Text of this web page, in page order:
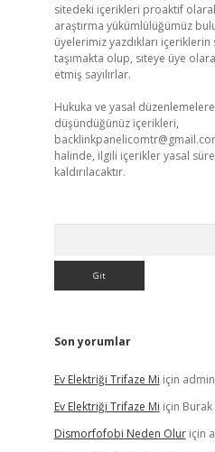
sitedeki içerikleri proaktif
araştırma yükümlülüğümüz
üyelerimiz yazdıkları
taşımakta olup, siteye üye
etmiş sayılırlar.
Hukuka ve yasal
düşündüğünüz içerikleri,
halinde, ilgili içerikler yasal
kaldırılacaktır.
Son yorumlar
Ev Elektriği Trifaze Mi için admin
Ev Elektriği Trifaze Mi için Burak
Dismorfofobi Neden Oluriçin